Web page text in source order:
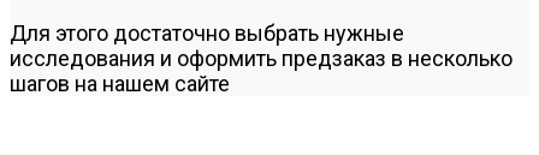
Для этого достаточно выбрать нужные
исследования и оформить предзаказ в несколько
шагов на нашем сайте